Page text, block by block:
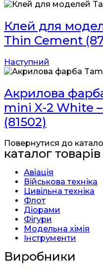
Клей для
Thin Cement
Наступний
Акрилова
mini X-2 White
(81502)
Повернутися до
каталог товарів
Авіація
Військова техніка
Цивільна техніка
Флот
Діорами
Фігури
Модельна хімія
Інструменти
Виробники